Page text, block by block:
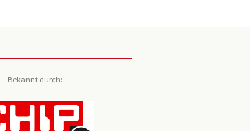
Bekannt durch: